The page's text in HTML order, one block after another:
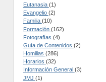
Eutanasia (1)
Evangelio (2)
Familia (10)
Formación (162)
Fotografías (4)
Guía de Contenidos (2)
Homilias (286)
Horarios (32)
Información General (3)
JMJ (1)